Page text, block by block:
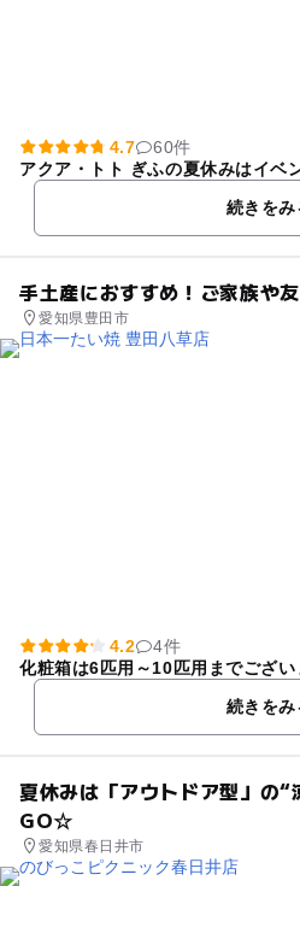
4.7
60件
アクア・トト ぎふの夏休みはイベ
続きをみ
手土産におすすめ！ご家族や
愛知県豊田市
4.2
4件
化粧箱は6匹用～10匹用までござい
続きをみ
夏休みは「アウトドア型」の
GO☆
愛知県春日井市